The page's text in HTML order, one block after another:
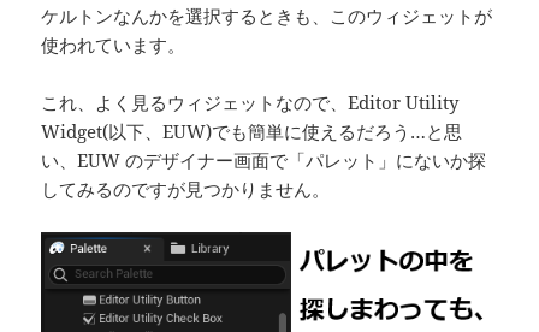
ケルトンなんかを選択するときも、このウィジェットが
使われています。
これ、よく見るウィジェットなので、Editor Utility
Widget(以下、EUW)でも簡単に使えるだろう…と思
い、EUW のデザイナー画面で「パレット」にないか探
してみるのですが見つかりません。